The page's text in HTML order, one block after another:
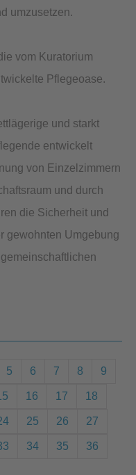
umzusetzen.
vom Kuratorium
Pflegeoase.
und starkt
entwickelt
von Einzelzimmern
und durch
die Sicherheit und
gewohnten Umgebung
5 6 7 8 9
16 17 18
25 26 27
34 35 36